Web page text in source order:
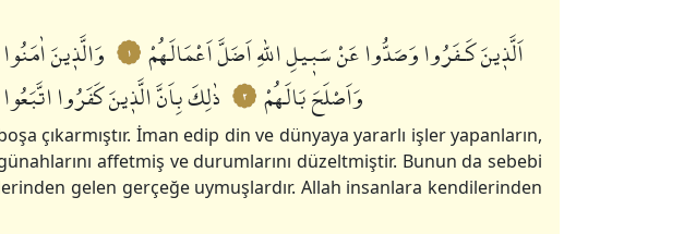
اَلَّذٖينَ كَـفَرُوا وَصَدُّوا عَنْ سَبٖيلِ اللّٰهِ اَضَلَّ اَعْمَالَهُمْ ١
وَالَّذٖينَ
وَاَصْلَحَ بَالَهُمْ ٢ ذٰلِكَ بِاَنَّ الَّذٖينَ كَفَرُوا
çıkarmıştır. İman edip din ve dünyaya yararlı işler yapanların,
affetmiş ve durumlarını düzeltmiştir. Bunun da sebebi
gelen gerçeğe uymuşlardır. Allah insanlara kendilerinden